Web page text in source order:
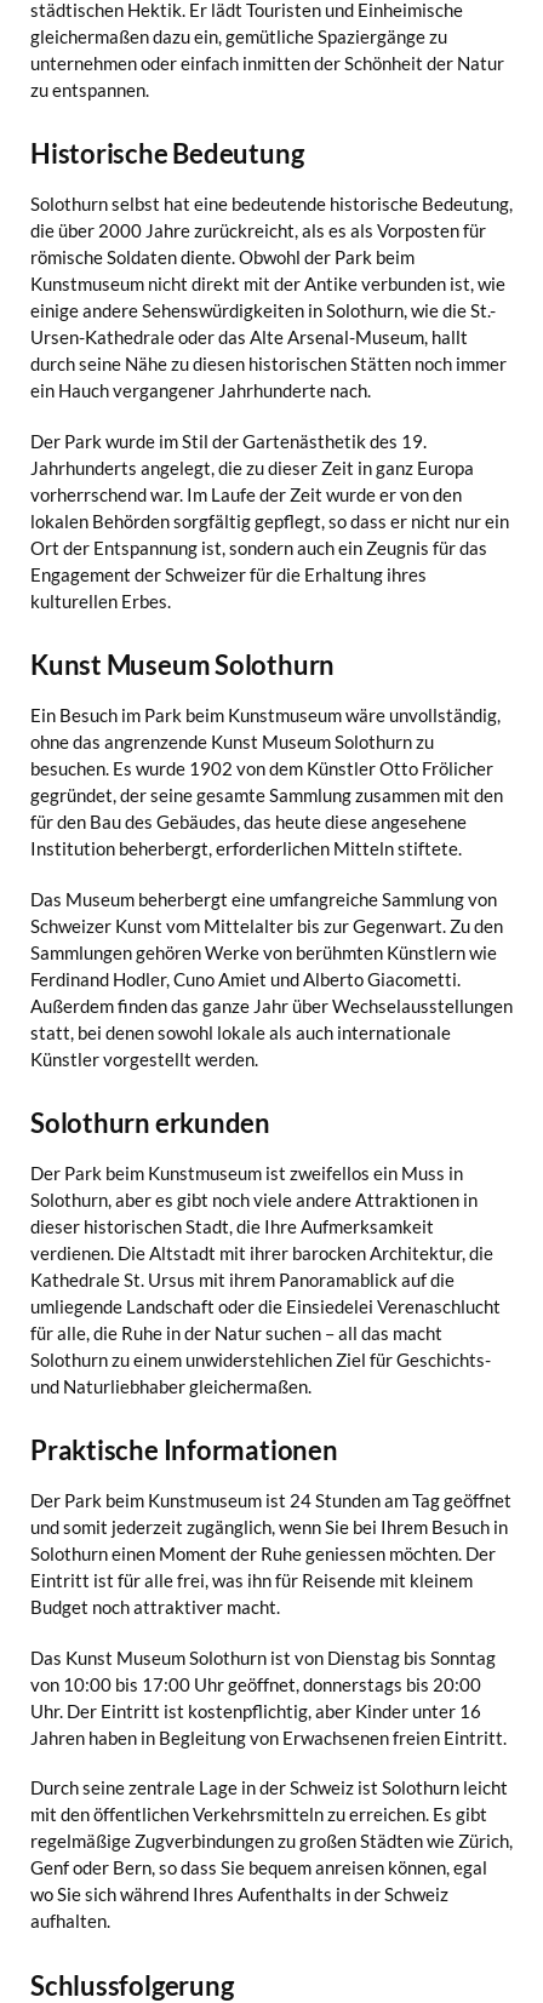
städtischen Hektik. Er lädt Touristen und Einheimische
gleichermaßen dazu ein, gemütliche Spaziergänge zu
unternehmen oder einfach inmitten der Schönheit der Natur
zu entspannen.
Historische Bedeutung
Solothurn selbst hat eine bedeutende historische Bedeutung,
die über 2000 Jahre zurückreicht, als es als Vorposten für
römische Soldaten diente. Obwohl der Park beim
Kunstmuseum nicht direkt mit der Antike verbunden ist, wie
einige andere Sehenswürdigkeiten in Solothurn, wie die St.-
Ursen-Kathedrale oder das Alte Arsenal-Museum, hallt
durch seine Nähe zu diesen historischen Stätten noch immer
ein Hauch vergangener Jahrhunderte nach.
Der Park wurde im Stil der Gartenästhetik des 19.
Jahrhunderts angelegt, die zu dieser Zeit in ganz Europa
vorherrschend war. Im Laufe der Zeit wurde er von den
lokalen Behörden sorgfältig gepflegt, so dass er nicht nur ein
Ort der Entspannung ist, sondern auch ein Zeugnis für das
Engagement der Schweizer für die Erhaltung ihres
kulturellen Erbes.
Kunst Museum Solothurn
Ein Besuch im Park beim Kunstmuseum wäre unvollständig,
ohne das angrenzende Kunst Museum Solothurn zu
besuchen. Es wurde 1902 von dem Künstler Otto Frölicher
gegründet, der seine gesamte Sammlung zusammen mit den
für den Bau des Gebäudes, das heute diese angesehene
Institution beherbergt, erforderlichen Mitteln stiftete.
Das Museum beherbergt eine umfangreiche Sammlung von
Schweizer Kunst vom Mittelalter bis zur Gegenwart. Zu den
Sammlungen gehören Werke von berühmten Künstlern wie
Ferdinand Hodler, Cuno Amiet und Alberto Giacometti.
Außerdem finden das ganze Jahr über Wechselausstellungen
statt, bei denen sowohl lokale als auch internationale
Künstler vorgestellt werden.
Solothurn erkunden
Der Park beim Kunstmuseum ist zweifellos ein Muss in
Solothurn, aber es gibt noch viele andere Attraktionen in
dieser historischen Stadt, die Ihre Aufmerksamkeit
verdienen. Die Altstadt mit ihrer barocken Architektur, die
Kathedrale St. Ursus mit ihrem Panoramablick auf die
umliegende Landschaft oder die Einsiedelei Verenaschlucht
für alle, die Ruhe in der Natur suchen – all das macht
Solothurn zu einem unwiderstehlichen Ziel für Geschichts-
und Naturliebhaber gleichermaßen.
Praktische Informationen
Der Park beim Kunstmuseum ist 24 Stunden am Tag geöffnet
und somit jederzeit zugänglich, wenn Sie bei Ihrem Besuch in
Solothurn einen Moment der Ruhe geniessen möchten. Der
Eintritt ist für alle frei, was ihn für Reisende mit kleinem
Budget noch attraktiver macht.
Das Kunst Museum Solothurn ist von Dienstag bis Sonntag
von 10:00 bis 17:00 Uhr geöffnet, donnerstags bis 20:00
Uhr. Der Eintritt ist kostenpflichtig, aber Kinder unter 16
Jahren haben in Begleitung von Erwachsenen freien Eintritt.
Durch seine zentrale Lage in der Schweiz ist Solothurn leicht
mit den öffentlichen Verkehrsmitteln zu erreichen. Es gibt
regelmäßige Zugverbindungen zu großen Städten wie Zürich,
Genf oder Bern, so dass Sie bequem anreisen können, egal
wo Sie sich während Ihres Aufenthalts in der Schweiz
aufhalten.
Schlussfolgerung